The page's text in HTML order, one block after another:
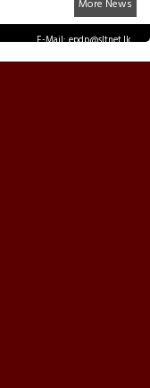
More News
E-Mail: epdp@sltnet.lk